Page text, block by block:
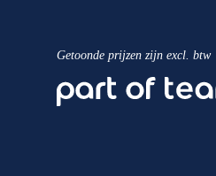
Getoonde prijzen zijn excl. btw